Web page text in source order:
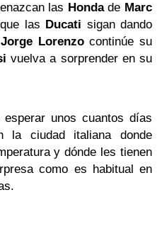
las Hondade Marc
las Ducati sigan dando
Jorge Lorenzocontinúe su
vuelva a sorprender en su
unos cuantos días
ciudad italiana donde
y dónde les tienen
como es habitual en